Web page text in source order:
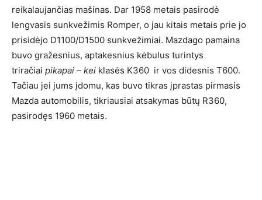
reikalaujančias mašinas. Dar 1958 metais pasirodė
lengvasis sunkvežimis Romper, o jau kitais metais prie jo
prisidėjo D1100/D1500 sunkvežimiai. Mazdago pamaina
buvo gražesnius, aptakesnius kėbulus turintys
triračiai pikapai – kei klasės K360 ir vos didesnis T600.
Tačiau jei jums įdomu, kas buvo tikras įprastas pirmasis
Mazda automobilis, tikriausiai atsakymas būtų R360,
pasirodęs 1960 metais.